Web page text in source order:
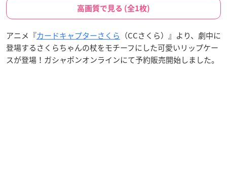
高画質で見る (全1枚)
アニメ『カードキャプターさくら （CCさくら）』より、劇中に
登場するさくらちゃんの杖をモチーフにした可愛いリップケー
スが登場！ガシャポンオンラインにて予約販売開始しました。